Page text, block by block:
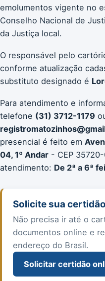
emolumentos vigente no
Conselho Nacional de
da Justiça local.
O responsável pelo
conforme atualização
substituto designado é
Para atendimento e
telefone (31) 3712-1179
presencial é feito em
04, 1º Andar - CEP
atendimento: De 2ª a 6ª
Solicite sua
Não precisa ir até o
documentos online e
endereço do Brasil.
Solicitar certidão